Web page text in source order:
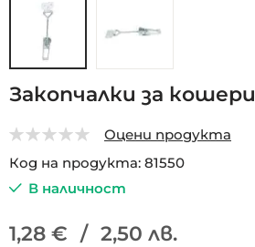
към
на
галерия
със
снимки
Закопчалки за кошери
Оцени продукта
Код на продукта 81550
В наличност
1,28 € / 2,50 лв.